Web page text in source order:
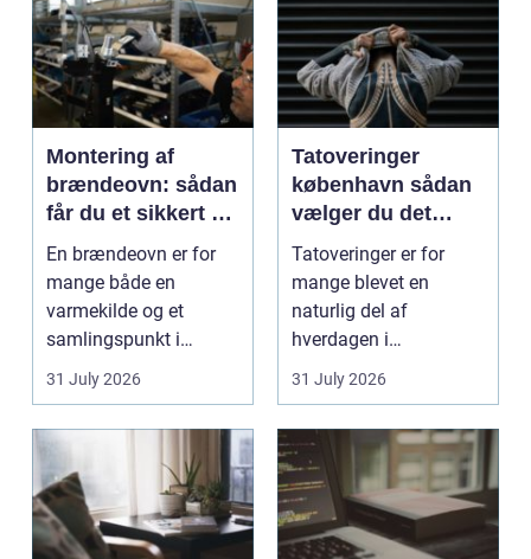
Montering af
brændeovn: sådan
får du et sikkert og
smukt resultat
En brændeovn er for
mange både en
varmekilde og et
samlingspunkt i
hjemmet. Flammerne
31 July 2026
Tatoveringer
københavn sådan
vælger du det
rigtige studie
Tatoveringer er for
mange blevet en
naturlig del af
hverdagen i
København. Byen er
fyldt med dygtige...
31 July 2026